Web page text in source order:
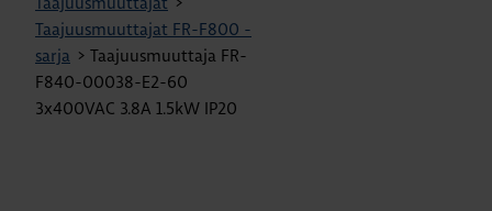
Taajuusmuuttajat FR-F800 -
sarja > Taajuusmuuttaja FR-
F840-00038-E2-60
3x400VAC 3.8A 1.5kW IP20